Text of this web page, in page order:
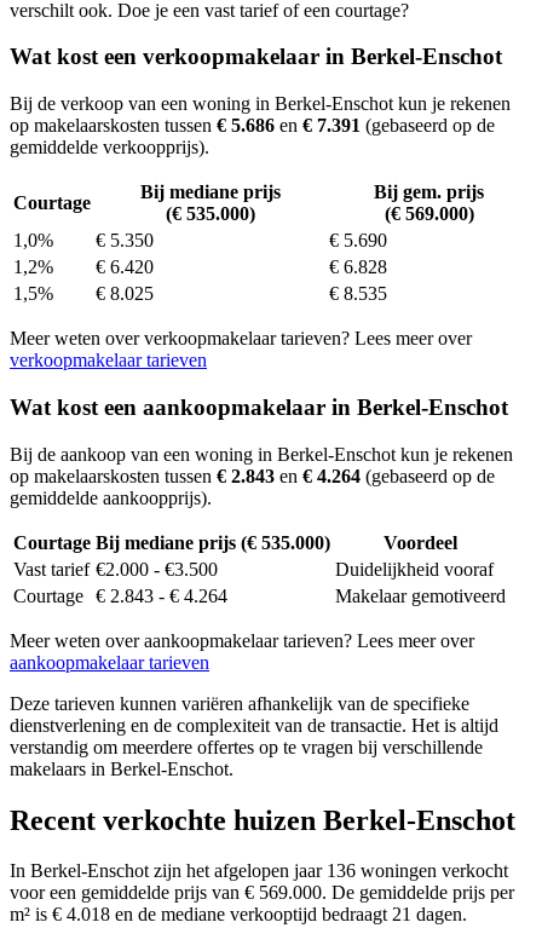
verschilt ook. Doe je een vast tarief of een courtage?
Wat kost een verkoopmakelaar in Berkel-Enschot
Bij de verkoop van een woning in Berkel-Enschot kun je rekenen
op makelaarskosten tussen € 5.686 en € 7.391 (gebaseerd op de
gemiddelde verkoopprijs).
Courtage
Bij mediane prijs
(€ 535.000)
Bij gem. prijs
(€ 569.000)
1,0%
€ 5.350
€ 5.690
1,2%
€ 6.420
€ 6.828
1,5%
€ 8.025 € 8.535
Meer weten over verkoopmakelaar tarieven? Lees meer over
verkoopmakelaar tarieven
Wat kost een aankoopmakelaar in Berkel-Enschot
Bij de aankoop van een woning in Berkel-Enschot kun je rekenen
op makelaarskosten tussen € 2.843 en € 4.264 (gebaseerd op de
gemiddelde aankoopprijs).
Courtage Bij mediane prijs (€ 535.000)
Voordeel
Vast tarief €2.000 - €3.500
Duidelijkheid vooraf
Courtage € 2.843 - € 4.264 Makelaar gemotiveerd
Meer weten over aankoopmakelaar tarieven? Lees meer over
aankoopmakelaar tarieven
Deze tarieven kunnen variëren afhankelijk van de specifieke
dienstverlening en de complexiteit van de transactie. Het is altijd
verstandig om meerdere offertes op te vragen bij verschillende
makelaars in Berkel-Enschot.
Recent verkochte huizen Berkel-Enschot
In Berkel-Enschot zijn het afgelopen jaar 136 woningen verkocht
voor een gemiddelde prijs van € 569.000. De gemiddelde prijs per
m² is € 4.018 en de mediane verkooptijd bedraagt 21 dagen.